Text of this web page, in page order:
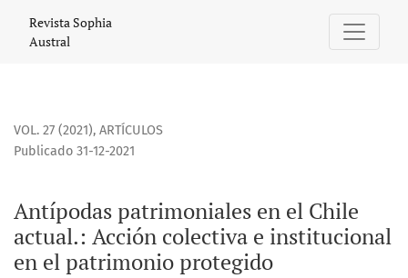
Revista Sophia
Austral
VOL. 27 (2021), ARTÍCULOS
Antípodas patrimoniales en el Chile
actual.: Acción colectiva e institucional
en el patrimonio protegido
Publicado 31-12-2021